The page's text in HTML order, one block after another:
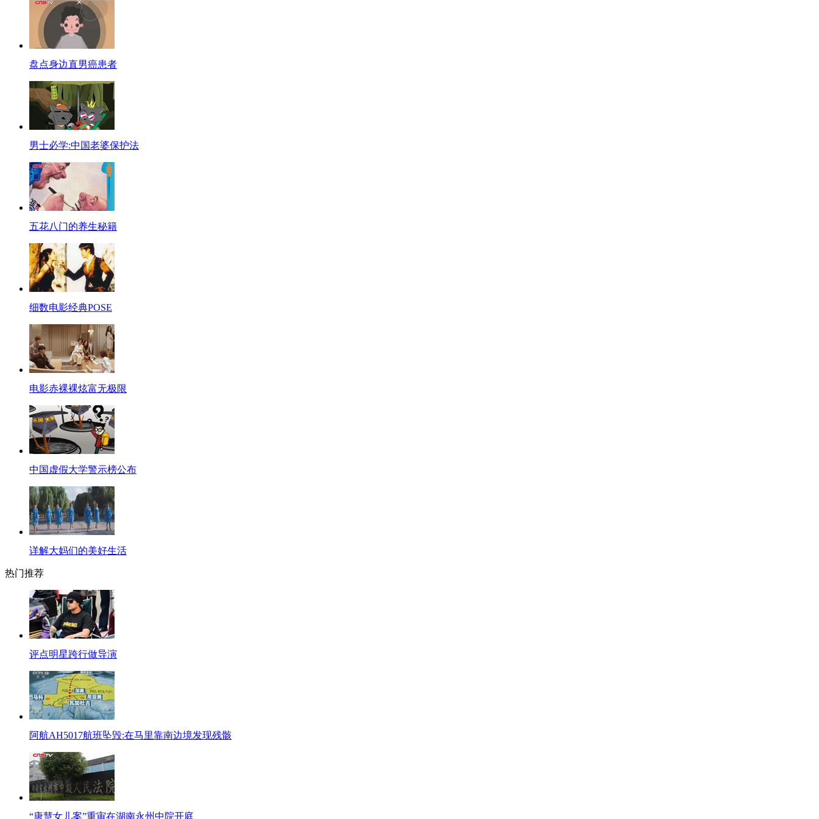
盘点身边直男癌患者
男士必学:中国老婆保护法
五花八门的养生秘籍
细数电影经典POSE
电影赤裸裸炫富无极限
中国虚假大学警示榜公布
详解大妈们的美好生活
热门推荐
评点明星跨行做导演
阿航AH5017航班坠毁:在马里靠南边境发现残骸
“唐慧女儿案”重审在湖南永州中院开庭